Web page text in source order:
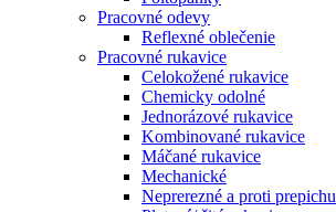
Pracovné odevy
Reflexné oblečenie
Pracovné rukavice
Celokožené rukavice
Chemicky odolné
Jednorázové rukavice
Kombinované rukavice
Máčané rukavice
Mechanické
Neprerezné a proti prepichu